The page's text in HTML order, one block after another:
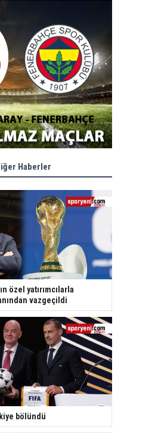
Haberler
özel yatırımcılarla
vazgeçildi
bölündü